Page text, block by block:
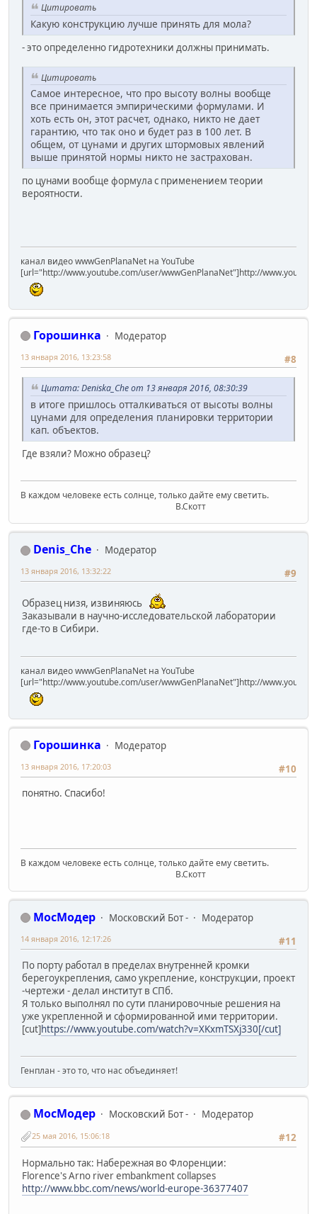
Цитировать
Какую конструкцию лучше принять для мола?
- это определенно гидротехники должны принимать.
Цитировать
Самое интересное, что про высоту волны вообще
все принимается эмпирическими формулами. И
хоть есть он, этот расчет, однако, никто не дает
гарантию, что так оно и будет раз в 100 лет. В
общем, от цунами и других штормовых явлений
выше принятой нормы никто не застрахован.
по цунами вообще формула с применением теории
вероятности.
канал видео wwwGenPlanaNet на YouTube
[url="http://www.youtube.com/user/wwwGenPlanaNet"]http://
Горошинка
Модератор
#8
13 января 2016, 13:23:58
Цитата: Deniska_Che от 13 января 2016, 08:30:39
в итоге пришлось отталкиваться от высоты волны
цунами для определения планировки территории
кап. объектов.
Где взяли? Можно образец?
В каждом человеке есть солнце, только дайте ему светить.
В.Скотт
Denis_Che
Модератор
#9
13 января 2016, 13:32:22
Образец низя, извиняюсь
Заказывали в научно-исследовательской лаборатории
где-то в Сибири.
канал видео wwwGenPlanaNet на YouTube
[url="http://www.youtube.com/user/wwwGenPlanaNet"]http://
Горошинка
Модератор
#10
13 января 2016, 17:20:03
понятно. Спасибо!
В каждом человеке есть солнце, только дайте ему светить.
В.Скотт
МосМодер Московский Бот -
Модератор
#11
14 января 2016, 12:17:26
По порту работал в пределах внутренней кромки
берегоукрепления, само укрепление, конструкции, проект
-чертежи - делал институт в СПб.
Я только выполнял по сути планировочные решения на
уже укрепленной и сформированной ими территории.
[cut]https://www.youtube.com/watch?v=XKxmTSXj330[/cut]
Генплан - это то, что нас объединяет!
МосМодер Московский Бот -
Модератор
#12
25 мая 2016, 15:06:18
Нормально так: Набережная во Флоренции:
Florence's Arno river embankment collapses
http://www.bbc.com/news/world-europe-36377407